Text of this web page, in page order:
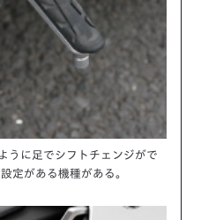
うに足でシフトチェンジがで
定がある機種がある。